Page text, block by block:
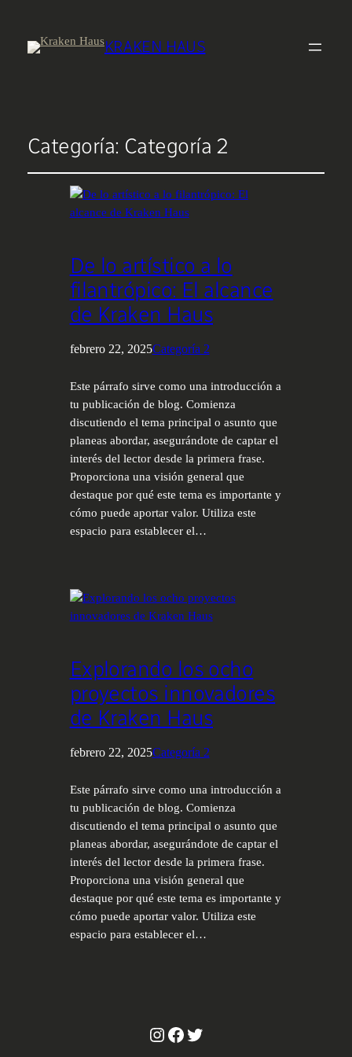
KRAKEN HAUS
Categoría: Categoría 2
De lo artístico a lo
filantrópico: El alcance
de Kraken Haus
febrero 22, 2025Categoría 2
Este párrafo sirve como una introducción a
tu publicación de blog. Comienza
discutiendo el tema principal o asunto que
planeas abordar, asegurándote de captar el
interés del lector desde la primera frase.
Proporciona una visión general que
destaque por qué este tema es importante y
cómo puede aportar valor. Utiliza este
espacio para establecer el…
Explorando los ocho
proyectos innovadores
de Kraken Haus
febrero 22, 2025Categoría 2
Este párrafo sirve como una introducción a
tu publicación de blog. Comienza
discutiendo el tema principal o asunto que
planeas abordar, asegurándote de captar el
interés del lector desde la primera frase.
Proporciona una visión general que
destaque por qué este tema es importante y
cómo puede aportar valor. Utiliza este
espacio para establecer el…
Instagram
Facebook
Twitter